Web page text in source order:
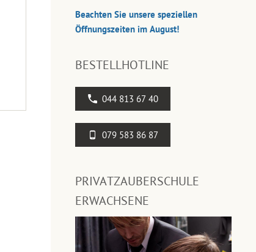
Beachten Sie unsere speziellen
Öffnungszeiten im August!
BESTELLHOTLINE
044 813 67 40
079 583 86 87
PRIVATZAUBERSCHULE
ERWACHSENE